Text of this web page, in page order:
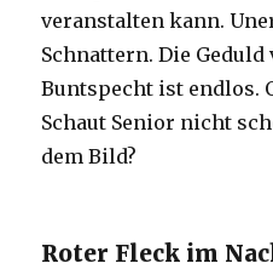
veranstalten kann.
Schnattern. Die Geduld
Buntspecht ist endlos.
Schaut Senior nicht
dem Bild?
Roter Fleck im